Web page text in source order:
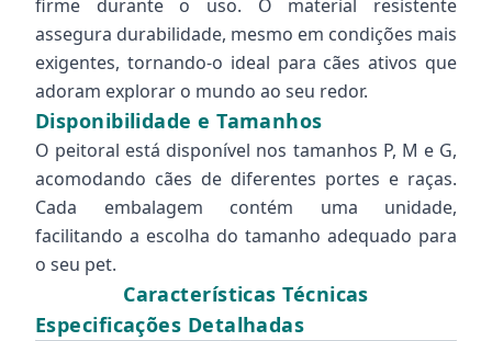
firme durante o uso. O material resistente
assegura durabilidade, mesmo em condições mais
exigentes, tornando-o ideal para cães ativos que
adoram explorar o mundo ao seu redor.
Disponibilidade e Tamanhos
O peitoral está disponível nos tamanhos P, M e G,
acomodando cães de diferentes portes e raças.
Cada embalagem contém uma unidade,
facilitando a escolha do tamanho adequado para
o seu pet.
Características Técnicas
Especificações Detalhadas